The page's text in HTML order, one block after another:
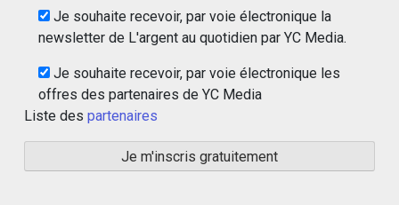
Je souhaite recevoir, par voie électronique la
newsletter de L'argent au quotidien par YC Media.
Je souhaite recevoir, par voie électronique les
offres des partenaires de YC Media
Liste des partenaires